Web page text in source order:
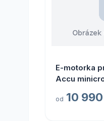
E-motorka
Accu
od 10